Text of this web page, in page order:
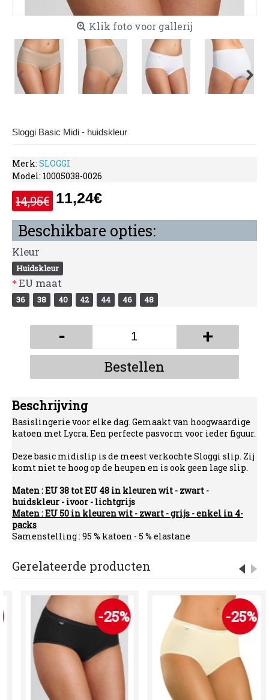
Klik foto voor gallerij
Sloggi Basic Midi - huidskleur
Merk: SLOGGI
Model: 10005038-0026
14,95€ 11,24€
Beschikbare opties:
Kleur
Huidskleur
EU maat
36 38 40 42 44 46 48
- +
Bestellen
Beschrijving
Basislingerie voor elke dag. Gemaakt van hoogwaardige
katoen met Lycra. Een perfecte pasvorm voor ieder figuur.
Deze basic midislip is de meest verkochte Sloggi slip. Zij
komt niet te hoog op de heupen en is ook geen lage slip.
Maten : EU 38 tot EU 48 in kleuren wit - zwart -
huidskleur - ivoor - lichtgrijs
Maten : EU 50 in kleuren wit - zwart - grijs - enkel in 4-
packs
Samenstelling : 95 % katoen - 5 % elastane
Gerelateerde producten
-25% -25%